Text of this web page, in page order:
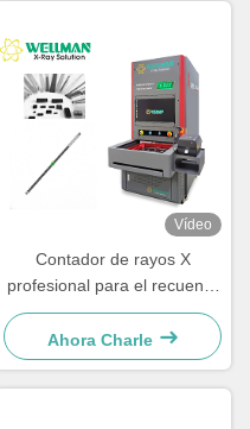
Vídeo
Contador de rayos X
profesional para el recuento
automático de componentes
electrónicos SMD con varios
paquetes
Ahora Charle